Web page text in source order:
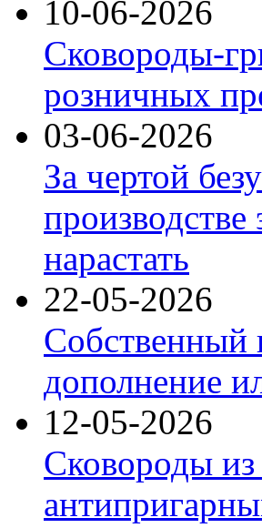
10-06-2026
Сковороды-
розничных
03-06-2026
За чертой
нарастать
22-05-2026
Собственный
дополнение
12-05-2026
Сковороды